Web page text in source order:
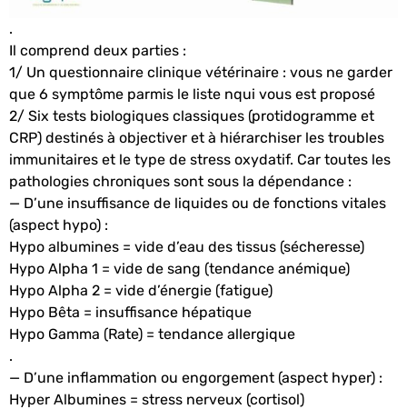
.
Il comprend deux parties :
1/ Un questionnaire clinique vétérinaire : vous ne garder
que 6 symptôme parmis le liste nqui vous est proposé
2/ Six tests biologiques classiques (protidogramme et
CRP) destinés à objectiver et à hiérarchiser les troubles
immunitaires et le type de stress oxydatif. Car toutes les
pathologies chroniques sont sous la dépendance :
— D’une insuffisance de liquides ou de fonctions vitales
(aspect hypo) :
Hypo albumines = vide d’eau des tissus (sécheresse)
Hypo Alpha 1 = vide de sang (tendance anémique)
Hypo Alpha 2 = vide d’énergie (fatigue)
Hypo Bêta = insuffisance hépatique
Hypo Gamma (Rate) = tendance allergique
.
— D’une inflammation ou engorgement (aspect hyper) :
Hyper Albumines = stress nerveux (cortisol)